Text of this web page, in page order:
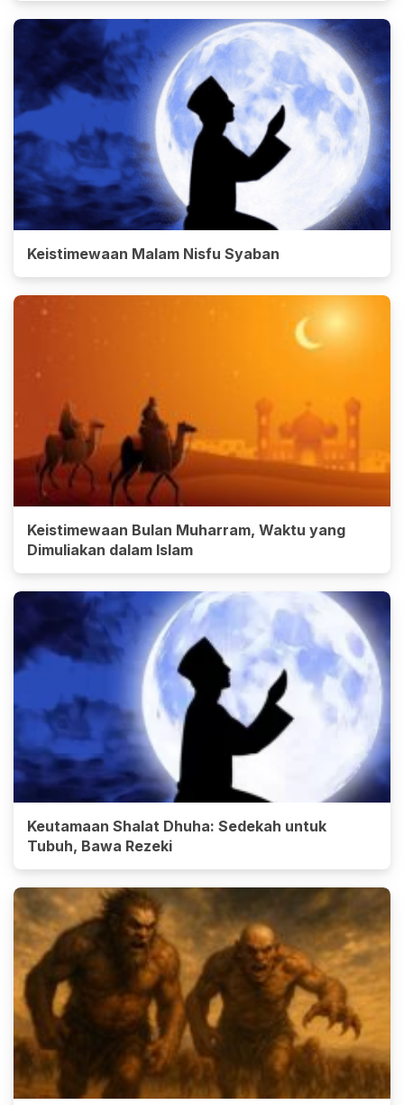
Keistimewaan Malam Nisfu Syaban
Keistimewaan Bulan Muharram, Waktu yang
Dimuliakan dalam Islam
Keutamaan Shalat Dhuha: Sedekah untuk
Tubuh, Bawa Rezeki